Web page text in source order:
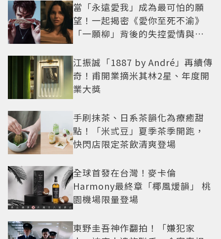
當「永遠愛我」成為最可怕的願
望！一起揭密《愛你至死不渝》
「一願柳」背後的失控愛情與爆
江振誠「1887 by André」再續傳
奇！甫開業摘米其林2星、年度開
業大獎
手刷抹茶、日系茶韻化為療癒甜
點！「米弎豆」夏季茶季開跑，
快閃店限定茶飲清爽登場
全球首發在台灣！麥卡倫
Harmony最終章「椰風煖韻」 桃
園機場限量登場
東野圭吾神作翻拍！「嫌犯家